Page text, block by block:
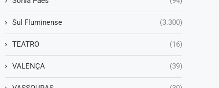
Sul Fluminense (3.300)
TEATRO (16)
VALENÇA (39)